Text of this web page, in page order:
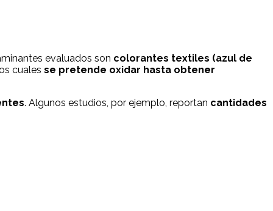
evaluados son colorantes textiles (azul de
cuales se pretende oxidar hasta obtener
. Algunos estudios, por ejemplo, reportan cantidades